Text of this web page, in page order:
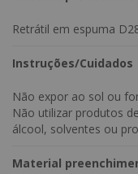
-Profundidade aberto:
Retrátil em espuma
Instruções/Cuidados
Não expor ao sol ou
Não utilizar produtos
álcool, solventes ou
Material